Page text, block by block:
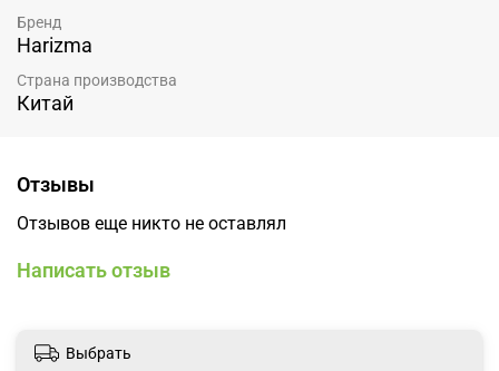
Бренд
Harizma
Страна производства
Китай
Отзывы
Отзывов еще никто не оставлял
Написать отзыв
Выбрать